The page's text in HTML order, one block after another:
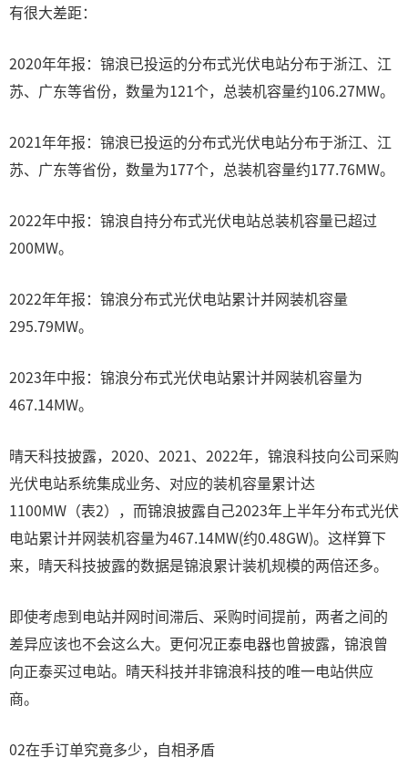
有很大差距：
2020年年报：锦浪已投运的分布式光伏电站分布于浙江、江
苏、广东等省份，数量为121个，总装机容量约106.27MW。
2021年年报：锦浪已投运的分布式光伏电站分布于浙江、江
苏、广东等省份，数量为177个，总装机容量约177.76MW。
2022年中报：锦浪自持分布式光伏电站总装机容量已超过
200MW。
2022年年报：锦浪分布式光伏电站累计并网装机容量
295.79MW。
2023年中报：锦浪分布式光伏电站累计并网装机容量为
467.14MW。
晴天科技披露，2020、2021、2022年，锦浪科技向公司采购
光伏电站系统集成业务、对应的装机容量累计达
1100MW（表2），而锦浪披露自己2023年上半年分布式光伏
电站累计并网装机容量为467.14MW(约0.48GW)。这样算下
来，晴天科技披露的数据是锦浪累计装机规模的两倍还多。
即使考虑到电站并网时间滞后、采购时间提前，两者之间的
差异应该也不会这么大。更何况正泰电器也曾披露，锦浪曾
向正泰买过电站。晴天科技并非锦浪科技的唯一电站供应
商。
02在手订单究竟多少，自相矛盾